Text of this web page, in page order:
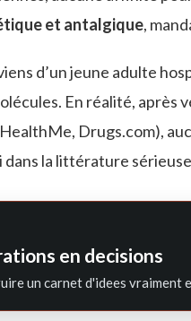
et antalgique,
d’un jeune adulte
En réalité,
Drugs.com),
la littérature
en decisions
un carnet d'idees vraiment